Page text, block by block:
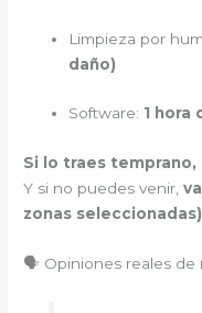
Limpieza por
daño)
Software: 1 hora
Si lo traes
Y si no puedes venir,
zonas
🗣️ Opiniones reales de